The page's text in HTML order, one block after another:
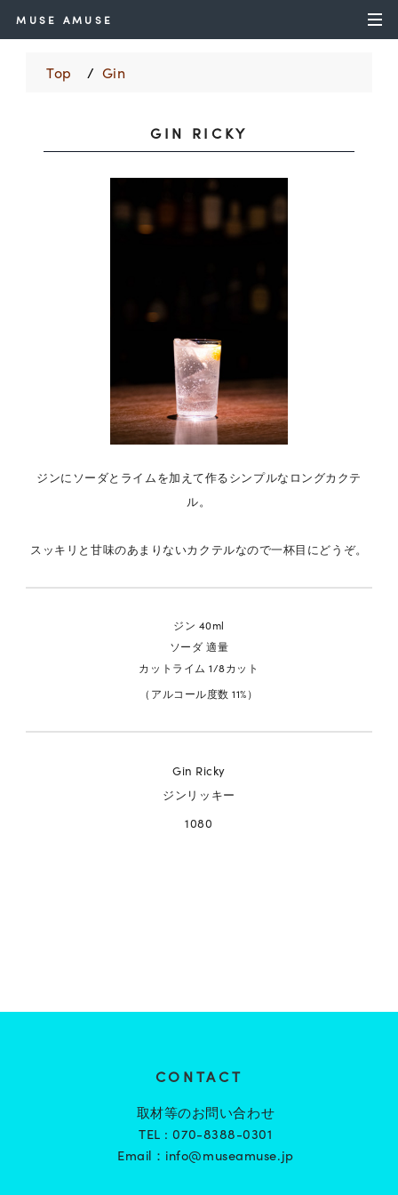
MUSE AMUSE
Top Gin
GIN RICKY
ジンにソーダとライムを加えて作るシンプルなロングカクテ
ル。
スッキリと甘味のあまりないカクテルなので一杯目にどうぞ。
ジン 40ml
ソーダ 適量
カットライム 1/8カット
（アルコール度数 11%）
Gin Ricky
ジンリッキー
1080
CONTACT
取材等のお問い合わせ
TEL :070-8388-0301
Email： info@museamuse.jp